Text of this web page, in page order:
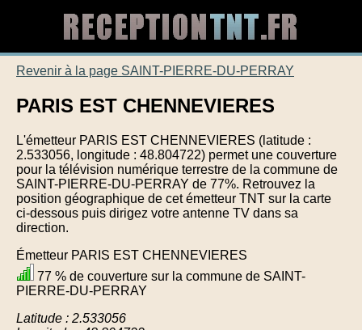
Revenir à la page SAINT-PIERRE-DU-PERRAY
PARIS EST CHENNEVIERES
L'émetteur PARIS EST CHENNEVIERES (latitude :
2.533056, longitude : 48.804722) permet une couverture
pour la télévision numérique terrestre de la commune de
SAINT-PIERRE-DU-PERRAY de 77%. Retrouvez la
position géographique de cet émetteur TNT sur la carte
ci-dessous puis dirigez votre antenne TV dans sa
direction.
Émetteur PARIS EST CHENNEVIERES
77 % de couverture sur la commune de SAINT-
PIERRE-DU-PERRAY
Latitude : 2.533056